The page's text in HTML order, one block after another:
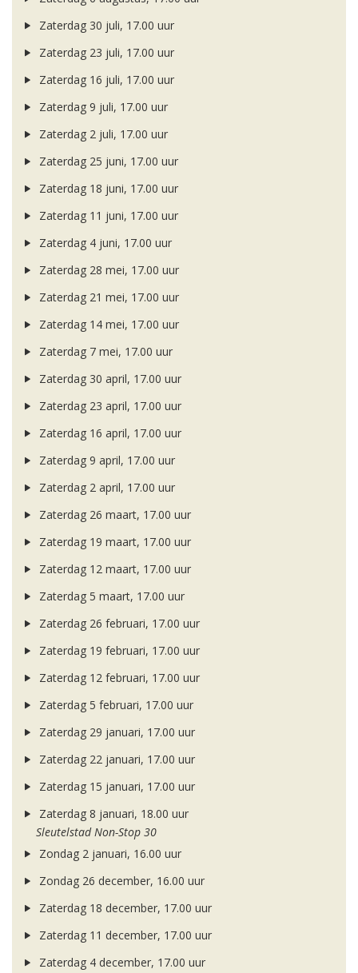
Zaterdag 30 juli, 17.00 uur
Zaterdag 23 juli, 17.00 uur
Zaterdag 16 juli, 17.00 uur
Zaterdag 9 juli, 17.00 uur
Zaterdag 2 juli, 17.00 uur
Zaterdag 25 juni, 17.00 uur
Zaterdag 18 juni, 17.00 uur
Zaterdag 11 juni, 17.00 uur
Zaterdag 4 juni, 17.00 uur
Zaterdag 28 mei, 17.00 uur
Zaterdag 21 mei, 17.00 uur
Zaterdag 14 mei, 17.00 uur
Zaterdag 7 mei, 17.00 uur
Zaterdag 30 april, 17.00 uur
Zaterdag 23 april, 17.00 uur
Zaterdag 16 april, 17.00 uur
Zaterdag 9 april, 17.00 uur
Zaterdag 2 april, 17.00 uur
Zaterdag 26 maart, 17.00 uur
Zaterdag 19 maart, 17.00 uur
Zaterdag 12 maart, 17.00 uur
Zaterdag 5 maart, 17.00 uur
Zaterdag 26 februari, 17.00 uur
Zaterdag 19 februari, 17.00 uur
Zaterdag 12 februari, 17.00 uur
Zaterdag 5 februari, 17.00 uur
Zaterdag 29 januari, 17.00 uur
Zaterdag 22 januari, 17.00 uur
Zaterdag 15 januari, 17.00 uur
Zaterdag 8 januari, 18.00 uur
Sleutelstad Non-Stop 30
Zondag 2 januari, 16.00 uur
Zondag 26 december, 16.00 uur
Zaterdag 18 december, 17.00 uur
Zaterdag 11 december, 17.00 uur
Zaterdag 4 december, 17.00 uur